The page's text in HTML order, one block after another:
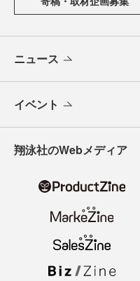
ニュース
イベント
翔泳社のWebメディア